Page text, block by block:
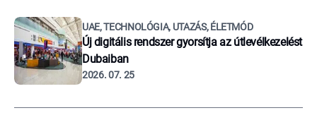
UAE, TECHNOLÓGIA, UTAZÁS, ÉLETMÓD
Új digitális rendszer gyorsítja az útlevélkezelést
Dubaiban
2026. 07. 25